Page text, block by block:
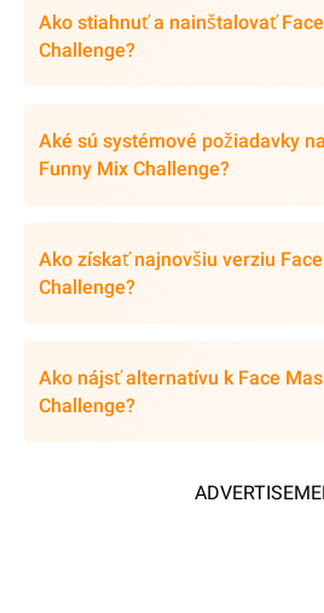
Ako stiahnuť a nainštalovať
Challenge?
Aké sú systémové požiadavky
Funny Mix Challenge?
Ako získať najnovšiu verziu
Challenge?
Ako nájsť alternatívu k Face
Challenge?